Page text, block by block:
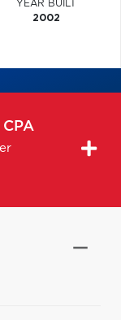
YEAR BUILT
2002
CPA